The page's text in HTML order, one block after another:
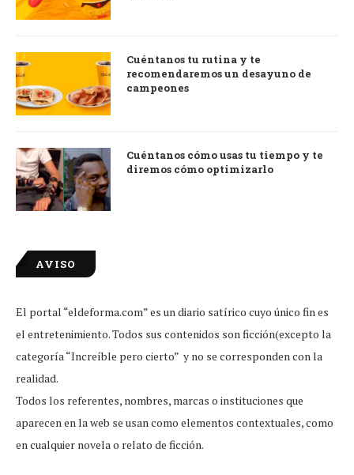
Cuéntanos tu rutina y te
recomendaremos un desayuno de
campeones
Cuéntanos cómo usas tu tiempo y te
diremos cómo optimizarlo
AVISO
El portal “eldeforma.com” es un diario satírico cuyo único fin es
el entretenimiento. Todos sus contenidos son ficción(excepto la
categoría “Increíble pero cierto” y no se corresponden con la
realidad.
Todos los referentes, nombres, marcas o instituciones que
aparecen en la web se usan como elementos contextuales, como
en cualquier novela o relato de ficción.